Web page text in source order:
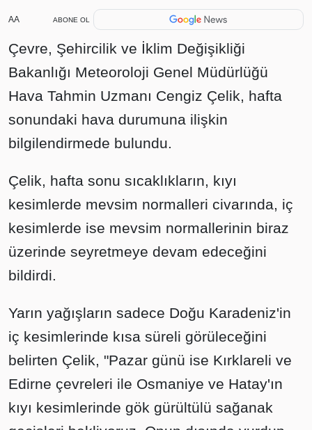
AA ABONE OL
Çevre, Şehircilik ve İklim Değişikliği
Bakanlığı Meteoroloji Genel Müdürlüğü
Hava Tahmin Uzmanı Cengiz Çelik, hafta
sonundaki hava durumuna ilişkin
bilgilendirmede bulundu.
Çelik, hafta sonu sıcaklıkların, kıyı
kesimlerde mevsim normalleri civarında, iç
kesimlerde ise mevsim normallerinin biraz
üzerinde seyretmeye devam edeceğini
bildirdi.
Yarın yağışların sadece Doğu Karadeniz'in
iç kesimlerinde kısa süreli görüleceğini
belirten Çelik, "Pazar günü ise Kırklareli ve
Edirne çevreleri ile Osmaniye ve Hatay'ın
kıyı kesimlerinde gök gürültülü sağanak